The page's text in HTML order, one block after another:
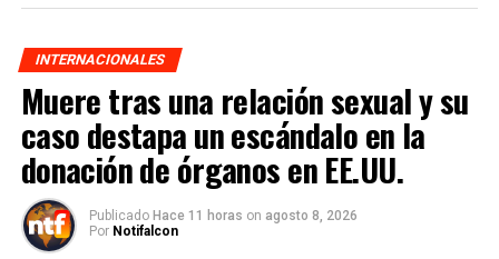
INTERNACIONALES
Muere tras una relación sexual y su
caso destapa un escándalo en la
donación de órganos en EE.UU.
Publicado Hace 11 horas on agosto 8, 2026
Por Notifalcon